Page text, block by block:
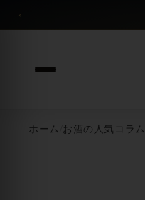
‹
ホーム お酒の人気コラム